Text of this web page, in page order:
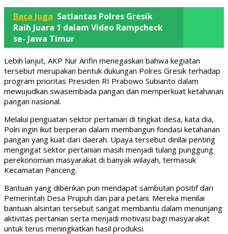
Baca Juga Satlantas Polres Gresik
Raih Juara 1 dalam Video Rampcheck
se- Jawa Timur
Lebih lanjut, AKP Nur Arifin menegaskan bahwa kegiatan
tersebut merupakan bentuk dukungan Polres Gresik terhadap
program prioritas Presiden RI Prabowo Subianto dalam
mewujudkan swasembada pangan dan memperkuat ketahanan
pangan nasional.
Melalui penguatan sektor pertanian di tingkat desa, kata dia,
Polri ingin ikut berperan dalam membangun fondasi ketahanan
pangan yang kuat dari daerah. Upaya tersebut dinilai penting
mengingat sektor pertanian masih menjadi tulang punggung
perekonomian masyarakat di banyak wilayah, termasuk
Kecamatan Panceng.
Bantuan yang diberikan pun mendapat sambutan positif dari
Pemerintah Desa Prupuh dan para petani. Mereka menilai
bantuan alsintan tersebut sangat membantu dalam menunjang
aktivitas pertanian serta menjadi motivasi bagi masyarakat
untuk terus meningkatkan hasil produksi.